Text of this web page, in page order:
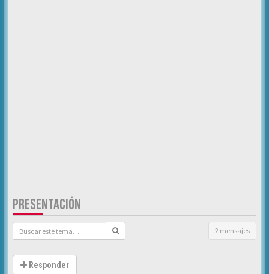
PRESENTACIÓN
2 mensajes
Responder